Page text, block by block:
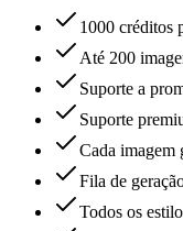
1000 créditos
Até 200
Suporte a
Suporte
Cada imagem
Fila de
Todos os